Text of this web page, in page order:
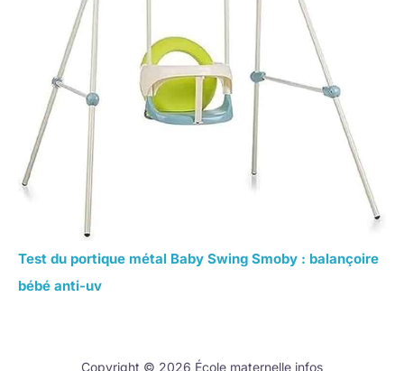
Test du portique métal Baby Swing Smoby : balançoire
bébé anti-uv
Copyright © 2026 École maternelle infos